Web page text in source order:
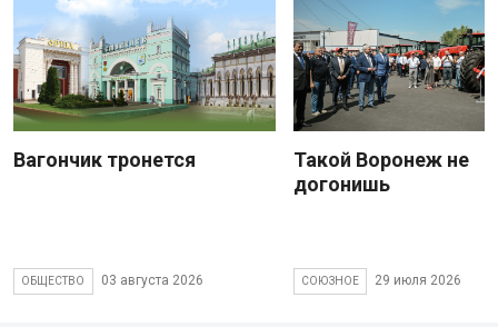
Вагончик тронется
ОБЩЕСТВО 03 августа 2026
Такой Воронеж не
догонишь
СОЮЗНОЕ 29 июля 2026